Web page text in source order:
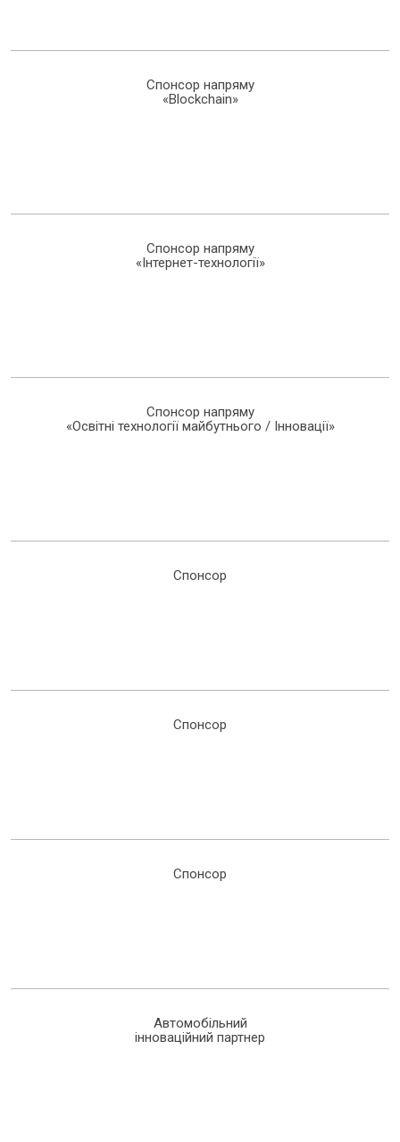
Спонсор напряму
«Blockchain»
Спонсор напряму
«Інтернет-технології»
Спонсор напряму
«Освітні технології майбутнього / Інновації»
Спонсор
Спонсор
Спонсор
Автомобільний
інноваційний партнер